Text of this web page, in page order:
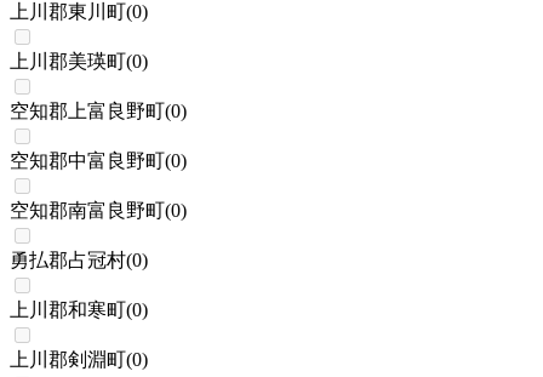
上川郡東川町(0)
上川郡美瑛町(0)
空知郡上富良野町(0)
空知郡中富良野町(0)
空知郡南富良野町(0)
勇払郡占冠村(0)
上川郡和寒町(0)
上川郡剣淵町(0)